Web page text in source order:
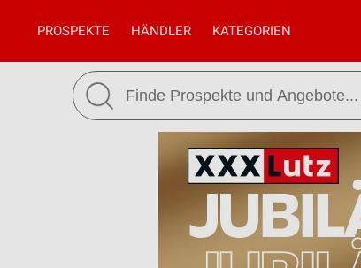
PROSPEKTE HÄNDLER KATEGORIEN